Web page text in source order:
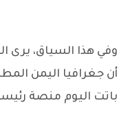
وفي هذا السياق، يرى
أن جغرافيا اليمن
باتت اليوم منصة